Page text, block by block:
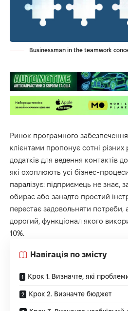
Businessman in the teamwork
Ринок програмного
клієнтами пропонує сотні різних
додатків для ведення контактів
які охоплюють усі бізнес-
паралізує: підприємець не знає,
обирає або занадто простий
перестає задовольняти потреби,
дорогий, функціонал якого
10%.
Навігація по змісту
Крок 1. Визначте, які
Крок 2. Визначте бюджет